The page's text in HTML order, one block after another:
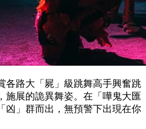
各路大「屍」級跳舞高手興奮跳
施展的詭異舞姿。在「嘩鬼大匯
凶」群而出，無預警下出現在你